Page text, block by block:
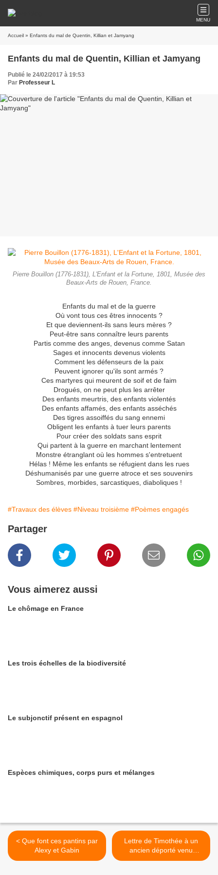
MENU
Accueil » Enfants du mal de Quentin, Killian et Jamyang
Enfants du mal de Quentin, Killian et Jamyang
Publié le 24/02/2017 à 19:53
Par Professeur L
Pierre Bouillon (1776-1831), L'Enfant et la Fortune, 1801, Musée des
Beaux-Arts de Rouen, France.
Enfants du mal et de la guerre
Où vont tous ces êtres innocents ?
Et que deviennent-ils sans leurs mères ?
Peut-être sans connaître leurs parents
Partis comme des anges, devenus comme Satan
Sages et innocents devenus violents
Comment les défenseurs de la paix
Peuvent ignorer qu'ils sont armés ?
Ces martyres qui meurent de soif et de faim
Drogués, on ne peut plus les arrêter
Des enfants meurtris, des enfants violentés
Des enfants affamés, des enfants asséchés
Des tigres assoiffés du sang ennemi
Obligent les enfants à tuer leurs parents
Pour créer des soldats sans esprit
Qui partent à la guerre en marchant lentement
Monstre étranglant où les hommes s'entretuent
Hélas ! Même les enfants se réfugient dans les rues
Déshumanisés par une guerre atroce et ses souvenirs
Sombres, morbides, sarcastiques, diaboliques !
#Travaux des élèves #Niveau troisième #Poèmes engagés
Partager
Vous aimerez aussi
Le chômage en France
Les trois échelles de la biodiversité
Le subjonctif présent en espagnol
Espèces chimiques, corps purs et mélanges
< Que font ces pantins par
Alexy et Gabin
Lettre de Timothée à un
ancien déporté venu
témoigner en cours >